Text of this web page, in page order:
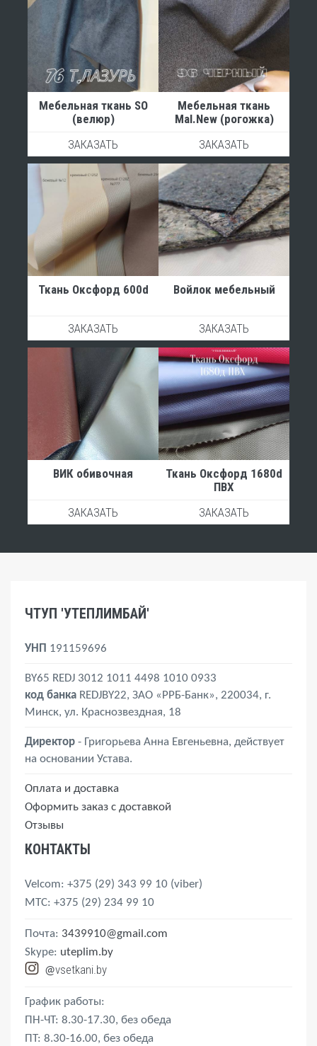
Мебельная ткань SО
(велюр)
ЗАКАЗАТЬ
Мебельная ткань
Mal.New (рогожка)
ЗАКАЗАТЬ
Ткань Оксфорд 600d
ЗАКАЗАТЬ
Войлок мебельный
ЗАКАЗАТЬ
ВИК обивочная
ЗАКАЗАТЬ
Ткань Оксфорд 1680d
ПВХ
ЗАКАЗАТЬ
ЧТУП 'УТЕПЛИМБАЙ'
УНП 191159696
BY65 REDJ 3012 1011 4498 1010 0933
код банка REDJBY22, ЗАО «РРБ-Банк», 220034, г.
Минск, ул. Краснозвездная, 18
Директор - Григорьева Анна Евгеньевна, действует
на основании Устава.
Оплата и доставка
Оформить заказ с доставкой
Отзывы
КОНТАКТЫ
Velcom: +375 (29) 343 99 10 (viber)
MTС: +375 (29) 234 99 10
Почта: 3439910@gmail.com
Skype: uteplim.by
@vsetkani.by
График работы:
ПН-ЧТ: 8.30-17.30, без обеда
ПТ: 8.30-16.00, без обеда